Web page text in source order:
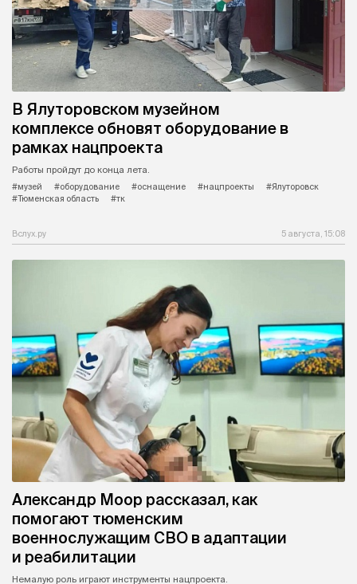
В Ялуторовском музейном
комплексе обновят оборудование в
рамках нацпроекта
Работы пройдут до конца лета.
#музей
#оборудование #оснащение #нацпроекты
#Ялуторовск
#Тюменская область
#тк
Вслух.ру 5 августа, 15:08
Александр Моор рассказал, как
помогают тюменским
военнослужащим СВО в адаптации
и реабилитации
Немалую роль играют инструменты нацпроекта.